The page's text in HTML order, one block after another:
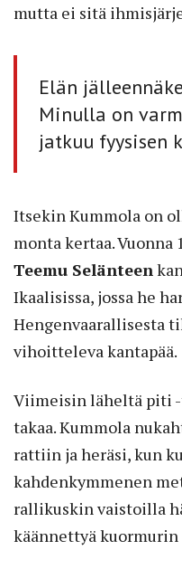
mutta ei sitä
Elän
Minulla on
jatkuu fyysisen
Itsekin Kummola on
monta kertaa.
Teemu Selänteen
Ikaalisissa, jossa he
Hengenvaarallisesta
vihoitteleva kantapää.
Viimeisin läheltä piti
takaa. Kummola
rattiin ja heräsi, kun
kahdenkymmenen
rallikuskin vaistoilla
käännettyä kuormurin